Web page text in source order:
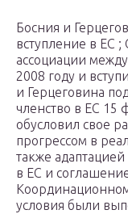
Босния и
вступление в ЕС
ассоциации
2008 году и
и Герцеговина
членство в ЕС 15
обусловил свое
прогрессом в
также
в ЕС и
условия были